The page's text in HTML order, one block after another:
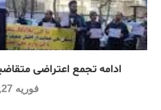
ادامه تجمع اعتراضی
فوریه 27, 2025